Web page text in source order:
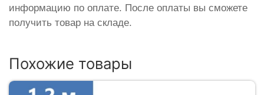
информацию по оплате. После оплаты вы сможете
получить товар на складе.
Похожие товары